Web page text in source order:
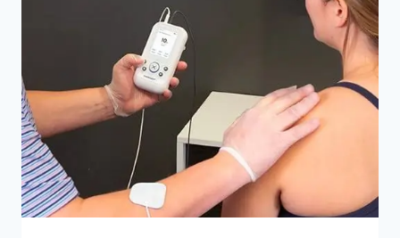
છે?
કારણો,
સારવાર
અને
શ્રેષ્ઠ
ફિઝિયોથેરાપી
કસરતો